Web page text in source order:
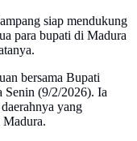
siap mendukung
para bupati di Madura
bersama Bupati
Senin (9/2/2026). Ia
yang
Madura.